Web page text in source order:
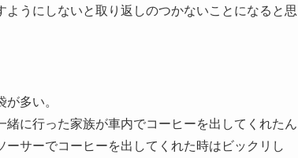
うにしないと取り返しのつかないことになると思
多い。
に行った家族が車内でコーヒーを出してくれたん
サーでコーヒーを出してくれた時はビックリし